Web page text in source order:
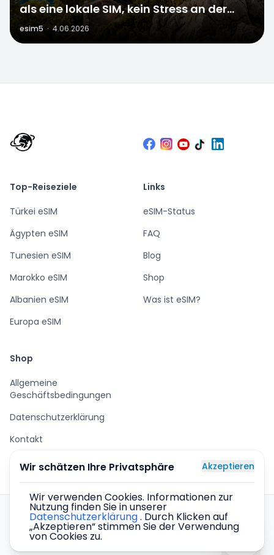
als eine lokale SIM, kein Stress an der
Grenze
esim5 · 4.06.2026
Top-Reiseziele
Türkei eSIM
Ägypten eSIM
Tunesien eSIM
Marokko eSIM
Albanien eSIM
Europa eSIM
Links
eSIM-Status
FAQ
Blog
Shop
Was ist eSIM?
Shop
Allgemeine
Geschäftsbedingungen
Datenschutzerklärung
Kontakt
eSIM-Karten für die ganze Welt – sicherer Kauf, sofortige
Lieferung per E-Mail, Internet in über 137 Ländern.
Wir schätzen Ihre Privatsphäre Akzeptieren
Wir verwenden Cookies. Informationen zur
Nutzung finden Sie in unserer
Datenschutzerklärung. Durch Klicken auf
„Akzeptieren“ stimmen Sie der Verwendung
von Cookies zu.